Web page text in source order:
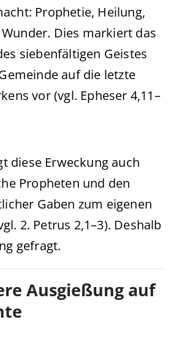
Prophetie, Heilung,
Dies markiert das
siebenfältigen Geistes
auf die letzte
vor (vgl. Epheser 4,11–
diese Erweckung auch
Propheten und den
Gaben zum eigenen
2. Petrus 2,1–3). Deshalb
gefragt.
Ausgießung auf